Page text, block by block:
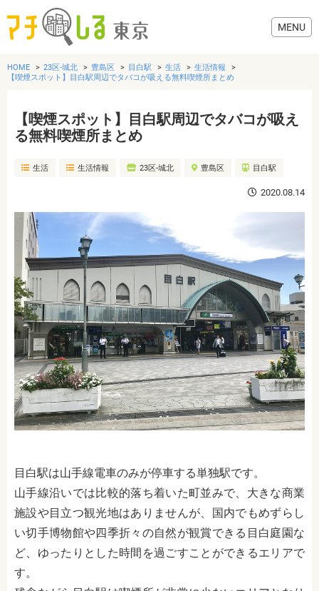
グルメ
美容・健康
歯医者・病院
おでかけ
生活
HOME 23区-城北 豊島区 目白駅 生活
生活情報
【喫煙スポット】目白駅周辺でタバコが吸える無料喫煙所まとめ
【喫煙スポット】目白駅周辺でタバコが吸え
る無料喫煙所まとめ
生活 生活情報 23区-城北 豊島区 目白駅
2020.08.14
目白駅は山手線電車のみが停車する単独駅です。
山手線沿いでは比較的落ち着いた町並みで、大きな商業
施設や目立つ観光地はありませんが、国内でもめずらし
い切手博物館や四季折々の自然が観賞できる目白庭園な
ど、ゆったりとした時間を過ごすことができるエリアで
す。